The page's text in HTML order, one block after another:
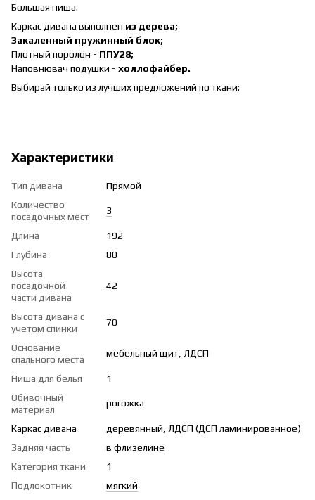
Большая ниша.
Каркас дивана выполнен из дерева;
Закаленный пружинный блок;
Плотный поролон - ППУ28;
Наповнювач подушки - холлофайбер.
Выбирай только из лучших предложений по ткани:
Характеристики
Тип дивана
Прямой
Количество
посадочных мест
3
Длина
192
Глубина
80
Высота
посадочной
части дивана
42
Высота дивана с
учетом спинки
70
Основание
спального места
мебельный щит, ЛДСП
Ниша для белья
1
Обивочный
материал
рогожка
Каркас дивана
деревянный, ЛДСП (ДСП ламинированное)
Задняя часть
в флизелине
Категория ткани
1
Подлокотник
мягкий